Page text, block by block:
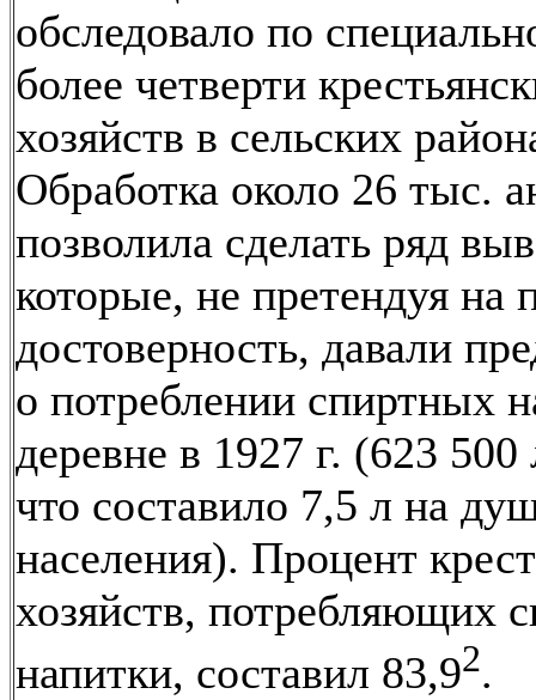
обследовало по
более четверти
хозяйств в сельских
Обработка около 26 тыс.
позволила сделать ряд
которые, не претендуя на
достоверность, давали
о потреблении спиртных
деревне в 1927 г. (623 500
что составило 7,5 л на
населения). Процент
хозяйств, потребляющих
напитки, составил 83,92.